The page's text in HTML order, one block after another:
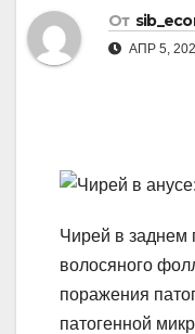
От
АПР 5,
Чирей в заднем
волосяного
поражения
патогенной